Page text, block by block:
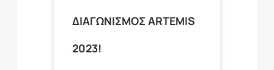
ΔΙΑΓΩΝΙΣΜΟΣ ARTEMIS
2023!